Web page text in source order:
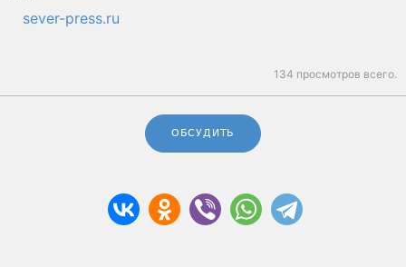
sever-press.ru
134 просмотров всего.
ОБСУДИТЬ